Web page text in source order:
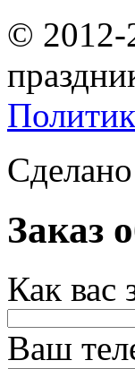
© 2012-
Заказ
Как вас
Ваш